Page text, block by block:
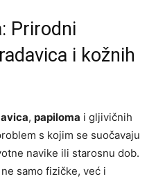
Prirodni
i kožnih
, papiloma i gljivičnih
s kojim se suočavaju
navike ili starosnu dob.
samo fizičke, već i